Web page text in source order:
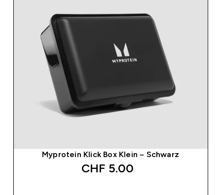
Myprotein Klick Box Klein – Schwarz
CHF 5.00‎